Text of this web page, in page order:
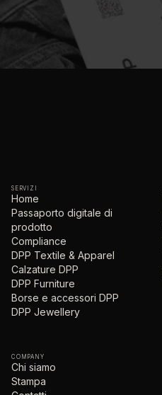
SERVIZI
Home
Passaporto digitale di
prodotto
Compliance
DPP Textile & Apparel
Calzature DPP
DPP Furniture
Borse e accessori DPP
DPP Jewellery
COMPANY
Chi siamo
Stampa